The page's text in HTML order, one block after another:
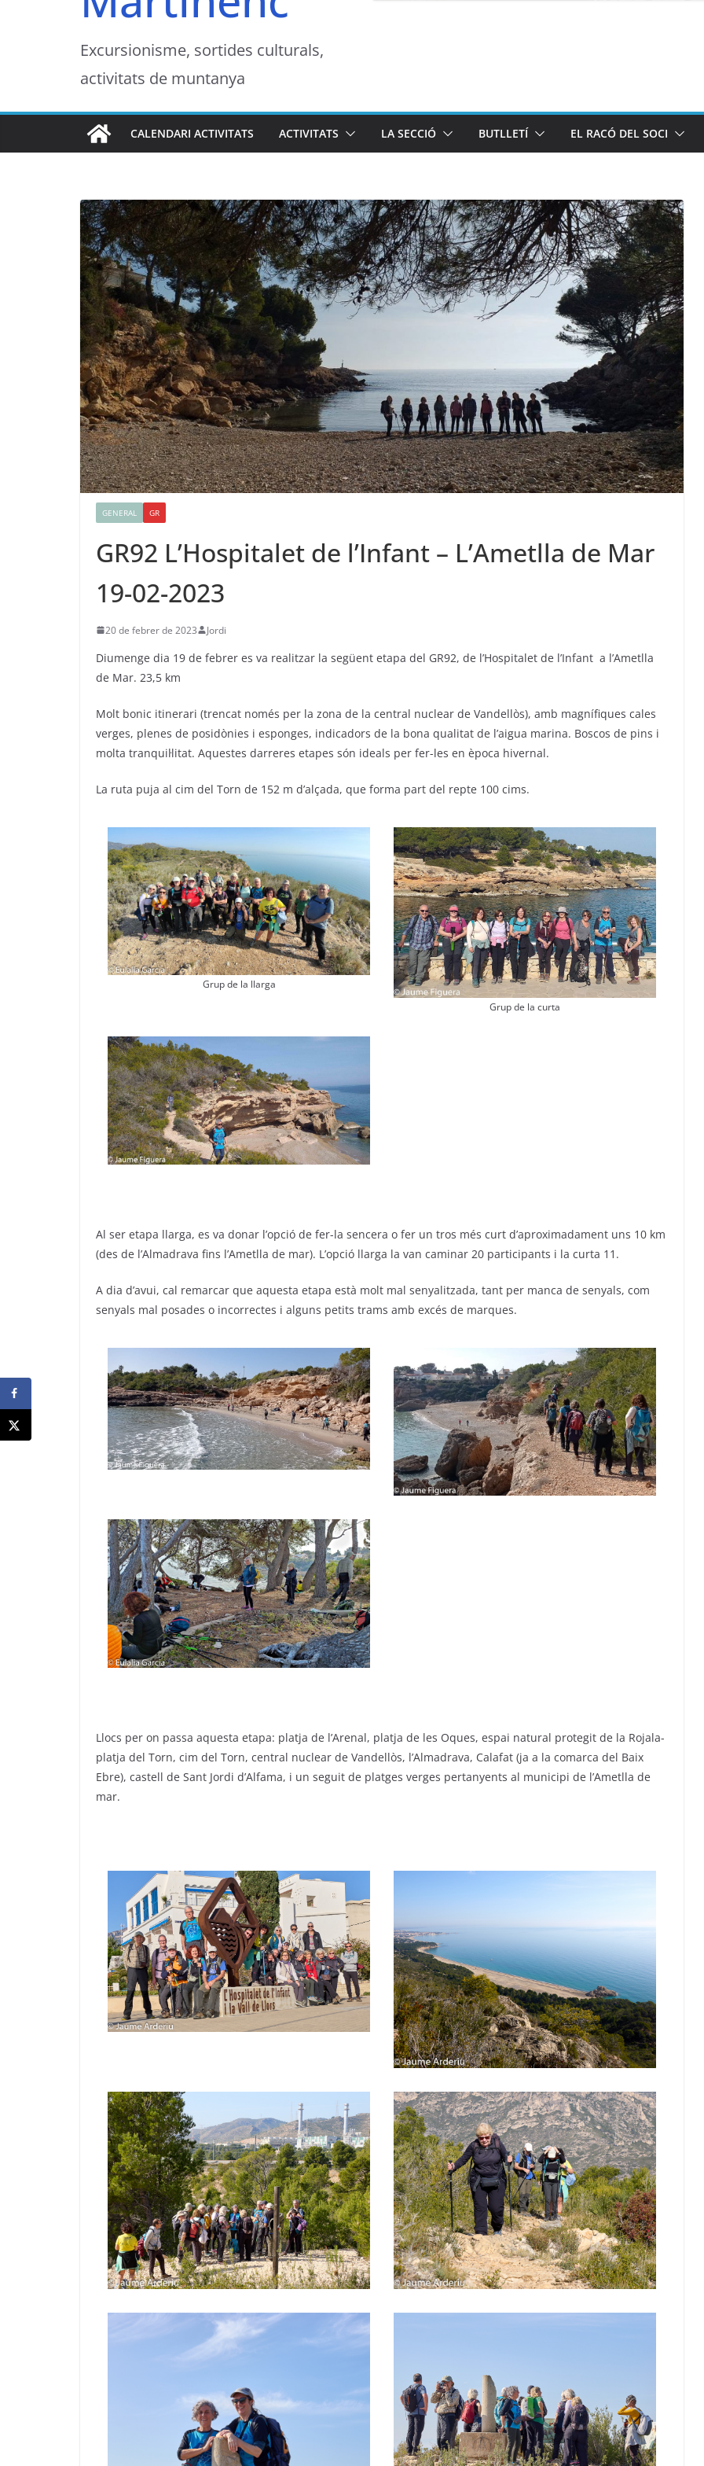
Excursionisme, sortides culturals,
activitats de muntanya
CALENDARI ACTIVITATS ACTIVITATS LA SECCIÓ BUTLLETÍ EL RACÓ DEL SOCI
GENERAL GR
GR92 L’Hospitalet de l’Infant – L’Ametlla de Mar
19-02-2023
20 de febrer de 2023 Jordi
Diumenge dia 19 de febrer es va realitzar la següent etapa del GR92, de l’Hospitalet de l’Infant a l’Ametlla
de Mar. 23,5 km
Molt bonic itinerari (trencat només per la zona de la central nuclear de Vandellòs), amb magnífiques cales
verges, plenes de posidònies i esponges, indicadors de la bona qualitat de l’aigua marina. Boscos de pins i
molta tranquil·litat. Aquestes darreres etapes són ideals per fer-les en època hivernal.
La ruta puja al cim del Torn de 152 m d’alçada, que forma part del repte 100 cims.
Grup de la llarga
Grup de la curta
Al ser etapa llarga, es va donar l’opció de fer-la sencera o fer un tros més curt d’aproximadament uns 10 km
(des de l’Almadrava fins l’Ametlla de mar). L’opció llarga la van caminar 20 participants i la curta 11.
A dia d’avui, cal remarcar que aquesta etapa està molt mal senyalitzada, tant per manca de senyals, com
senyals mal posades o incorrectes i alguns petits trams amb excés de marques.
Llocs per on passa aquesta etapa: platja de l’Arenal, platja de les Oques, espai natural protegit de la Rojala-
platja del Torn, cim del Torn, central nuclear de Vandellòs, l’Almadrava, Calafat (ja a la comarca del Baix
Ebre), castell de Sant Jordi d’Alfama, i un seguit de platges verges pertanyents al municipi de l’Ametlla de
mar.